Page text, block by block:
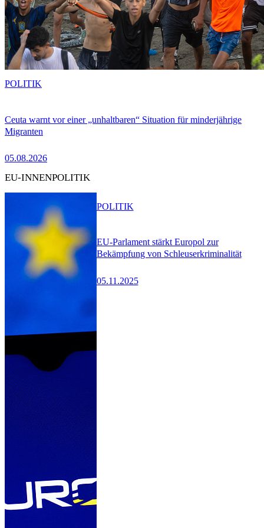
Ceuta warnt vor einer „unhaltbaren“ Situation für minderjährige
Migranten
05.08.2026
POLITIK
EU-INNENPOLITIK
EU-Parlament stärkt Europol zur
Bekämpfung von Schleuserkriminalität
05.11.2025
POLITIK